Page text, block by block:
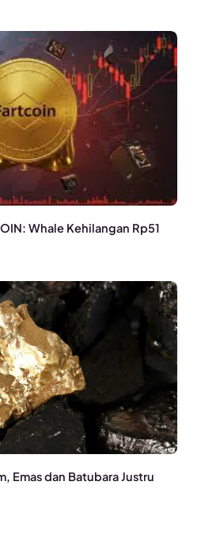
Whale Kehilangan Rp51
Emas dan Batubara Justru